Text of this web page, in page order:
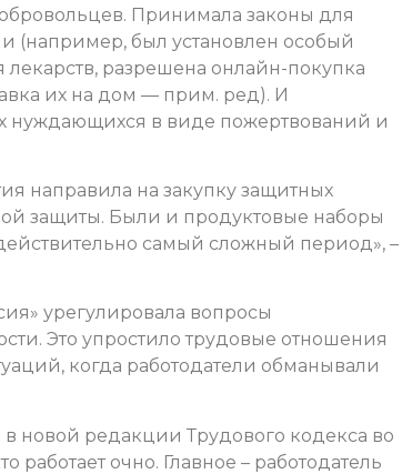
Принимала законы для
был установлен особый
разрешена онлайн-покупка
их на дом — прим. ред). И
нуждающихся в виде пожертвований и
направила на закупку защитных
защиты. Были и продуктовые наборы
самый сложный период», –
урегулировала вопросы
Это упростило трудовые отношения
когда работодатели обманывали
новой редакции Трудового кодекса во
работает очно. Главное – работодатель